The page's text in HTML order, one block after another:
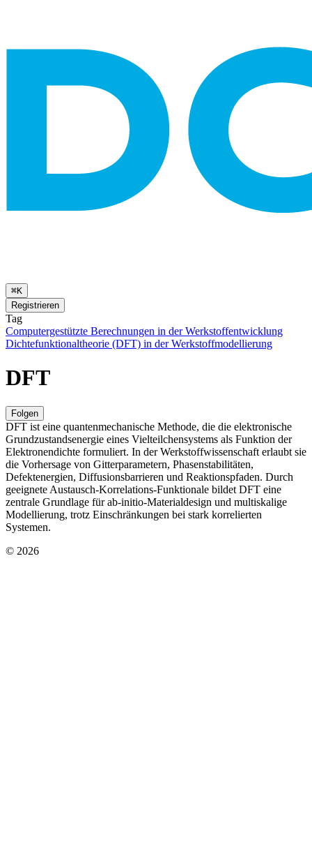
⌘K
Registrieren
Tag
Computergestützte Berechnungen in der Werkstoffentwicklung
Dichtefunktionaltheorie (DFT) in der Werkstoffmodellierung
DFT
Folgen
DFT ist eine quantenmechanische Methode, die die elektronische
Grundzustandsenergie eines Vielteilchensystems als Funktion der
Elektronendichte formuliert. In der Werkstoffwissenschaft erlaubt sie
die Vorhersage von Gitterparametern, Phasenstabilitäten,
Defektenergien, Diffusionsbarrieren und Reaktionspfaden. Durch
geeignete Austausch-Korrelations-Funktionale bildet DFT eine
zentrale Grundlage für ab-initio-Materialdesign und multiskalige
Modellierung, trotz Einschränkungen bei stark korrelierten
Systemen.
© 2026